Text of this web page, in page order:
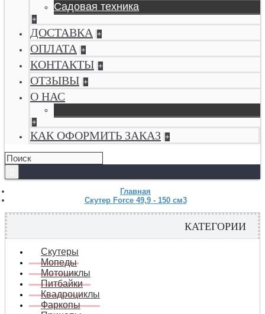
Садовая техника
+
ДОСТАВКА +
ОПЛАТА +
КОНТАКТЫ +
ОТЗЫВЫ +
О НАС
+
КАК ОФОРМИТЬ ЗАКАЗ +
Главная
Скутер Force 49,9 - 150 см3
КАТЕГОРИИ
Скутеры
Мопеды
Мотоциклы
Питбайки
Квадроциклы
Фаркопы